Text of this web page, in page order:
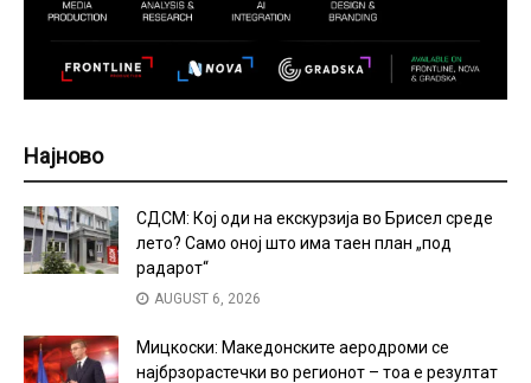
Најново
СДСМ: Кој оди на екскурзија во Брисел среде
лето? Само оној што има таен план „под
радарот“
AUGUST 6, 2026
Мицкоски: Македонските аеродроми се
најбрзорастечки во регионот – тоа е резултат